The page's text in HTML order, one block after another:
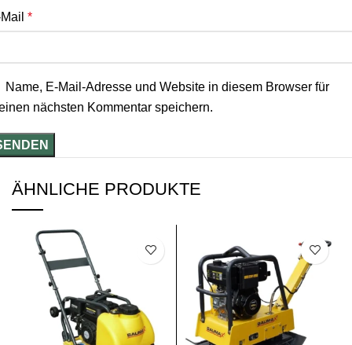
*
Name, E-Mail-Adresse und Website in diesem Browser für
nächsten Kommentar speichern.
ÄHNLICHE PRODUKTE